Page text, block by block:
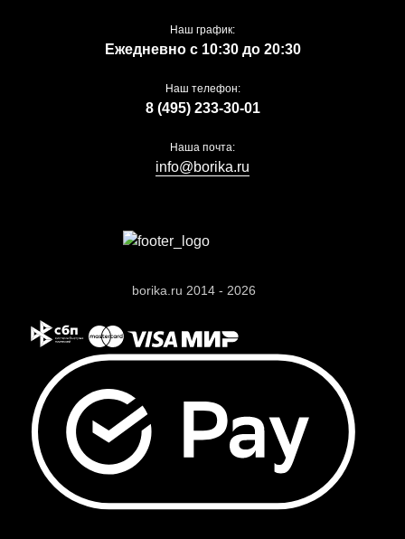
borika.ru 2014 - 2026
Наш график:
Ежедневно с 10:30 до 20:30
Наш телефон:
8 (495) 233-30-01
Наша почта:
info@borika.ru